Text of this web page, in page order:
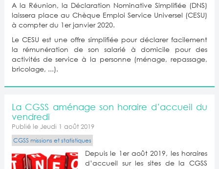
A la Réunion, la Déclaration Nominative Simplifiée (DNS)
laissera place au Chèque Emploi Service Universel (CESU)
à compter du 1er janvier 2020.
Le CESU est une offre simplifiée pour déclarer facilement
la rémunération de son salarié à domicile pour des
activités de service à la personne (ménage, repassage,
bricolage, ...).
La CGSS aménage son horaire d’accueil du
vendredi
Publié le Jeudi 1 août 2019
CGSS missions et statistiques
Depuis le 1er août 2019, les horaires
d’accueil sur les sites de la CGSS